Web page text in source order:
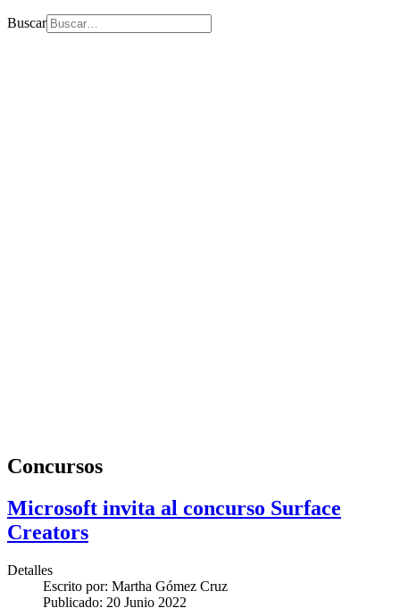
Buscar
Concursos
Microsoft invita al concurso Surface
Creators
Detalles
Escrito por: Martha Gómez Cruz
Publicado: 20 Junio 2022